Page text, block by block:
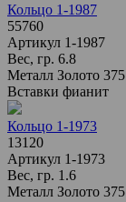
Кольцо 1-1987
55760
Артикул 1-1987
Вес, гр. 6.8
Металл Золото 375
Вставки фианит
Кольцо 1-1973
13120
Артикул 1-1973
Вес, гр. 1.6
Металл Золото 375